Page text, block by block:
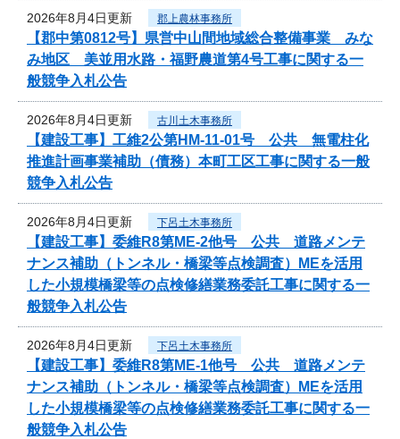
2026年8月4日更新 郡上農林事務所
【郡中第0812号】県営中山間地域総合整備事業 みな
み地区 美並用水路・福野農道第4号工事に関する一
般競争入札公告
2026年8月4日更新 古川土木事務所
【建設工事】工維2公第HM-11-01号 公共 無電柱化
推進計画事業補助（債務）本町工区工事に関する一般
競争入札公告
2026年8月4日更新 下呂土木事務所
【建設工事】委維R8第ME-2他号 公共 道路メンテ
ナンス補助（トンネル・橋梁等点検調査）MEを活用
した小規模橋梁等の点検修繕業務委託工事に関する一
般競争入札公告
2026年8月4日更新 下呂土木事務所
【建設工事】委維R8第ME-1他号 公共 道路メンテ
ナンス補助（トンネル・橋梁等点検調査）MEを活用
した小規模橋梁等の点検修繕業務委託工事に関する一
般競争入札公告